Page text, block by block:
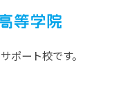
ポート校です。